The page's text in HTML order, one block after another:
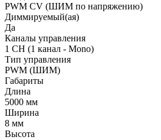
PWM СV (ШИМ по напряжению)
Диммируемый(ая)
Да
Каналы управления
1 CH (1 канал - Mono)
Тип управления
PWM (ШИМ)
Габариты
Длина
5000 мм
Ширина
8 мм
Высота